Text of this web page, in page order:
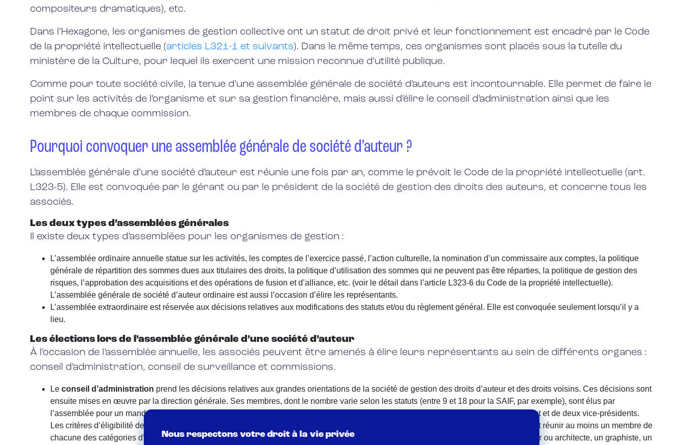
compositeurs dramatiques), etc.
Dans l’Hexagone, les organismes de gestion collective ont un statut de droit privé et leur fonctionnement est encadré par le Code
de la propriété intellectuelle (articles L321-1 et suivants). Dans le même temps, ces organismes sont placés sous la tutelle du
ministère de la Culture, pour lequel ils exercent une mission reconnue d’utilité publique.
Comme pour toute société civile, la tenue d’une assemblée générale de société d’auteurs est incontournable. Elle permet de faire le
point sur les activités de l’organisme et sur sa gestion financière, mais aussi d’élire le conseil d’administration ainsi que les
membres de chaque commission.
Pourquoi convoquer une assemblée générale de société d’auteur ?
L’assemblée générale d’une société d’auteur est réunie une fois par an, comme le prévoit le Code de la propriété intellectuelle (art.
L323-5). Elle est convoquée par le gérant ou par le président de la société de gestion des droits des auteurs, et concerne tous les
associés.
Les deux types d’assemblées générales
Il existe deux types d’assemblées pour les organismes de gestion :
L’assemblée ordinaire annuelle statue sur les activités, les comptes de l’exercice passé, l’action culturelle, la nomination d’un commissaire aux comptes, la politique
générale de répartition des sommes dues aux titulaires des droits, la politique d’utilisation des sommes qui ne peuvent pas être réparties, la politique de gestion des
risques, l’approbation des acquisitions et des opérations de fusion et d’alliance, etc. (voir le détail dans l’article L323-6 du Code de la propriété intellectuelle).
L’assemblée générale de société d’auteur ordinaire est aussi l’occasion d’élire les représentants.
L’assemblée extraordinaire est réservée aux décisions relatives aux modifications des statuts et/ou du règlement général. Elle est convoquée seulement lorsqu’il y a
lieu.
Les élections lors de l’assemblée générale d’une société d’auteur
À l’occasion de l’assemblée annuelle, les associés peuvent être amenés à élire leurs représentants au sein de différents organes :
conseil d’administration, conseil de surveillance et commissions.
Leconseil d’administration prend les décisions relatives aux grandes orientations de la société de gestion des droits d’auteur et des droits voisins. Ces décisions sont
ensuite mises en œuvre par la direction générale. Ses membres, dont le nombre varie selon les statuts (entre 9 et 18 pour la SAIF, par exemple), sont élus par
l’assemblée pour un mandat de trois ans, renouvelable une seule fois. Ensuite, le conseil élit son propre bureau, constitué d’un président et de deux vice-présidents.
Les critères d’éligibilité des membres du conseil d’administration sont définis par les statuts. Toutefois, de façon générale, cet organe doit réunir au moins un membre de
chacune des catégories d’auteurs, en fonction des secteurs d’activité concernés : à titre d’exemple, la SAIF compte au moins un designer ou architecte, un graphiste, un
Nous respectons votre droit à la vie privée